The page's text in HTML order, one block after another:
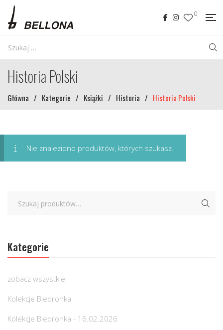
0
Historia Polski
Główna / Kategorie / Książki / Historia / Historia Polski
Nie znaleziono produktów, których szukasz.
Kategorie
zobacz wszystkie
Kolekcje Biedronka
Kolekcje Biedronka - 16.02.2026